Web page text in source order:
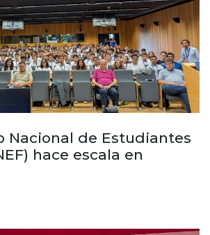
Nacional de Estudiantes
hace escala en